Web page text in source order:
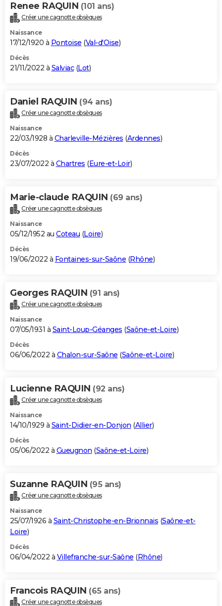
Renee RAQUIN (101 ans)
Créer une cagnotte obsèques
Naissance
17/12/1920 à Pontoise (Val-d'Oise)
Décès
21/11/2022 à Salviac(Lot)
Daniel RAQUIN (94 ans)
Créer une cagnotte obsèques
Naissance
22/03/1928 à Charleville-Mézières (Ardennes)
Décès
23/07/2022 à Chartres (Eure-et-Loir)
Marie-claude RAQUIN (69 ans)
Créer une cagnotte obsèques
Naissance
05/12/1952 au Coteau (Loire)
Décès
19/06/2022 à Fontaines-sur-Saône (Rhône)
Georges RAQUIN (91 ans)
Créer une cagnotte obsèques
Naissance
07/05/1931 à Saint-Loup-Géanges (Saône-et-Loire)
Décès
06/06/2022 à Chalon-sur-Saône (Saône-et-Loire)
Lucienne RAQUIN (92 ans)
Créer une cagnotte obsèques
Naissance
14/10/1929 à Saint-Didier-en-Donjon (Allier)
Décès
05/06/2022 à Gueugnon (Saône-et-Loire)
Suzanne RAQUIN (95 ans)
Créer une cagnotte obsèques
Naissance
25/07/1926 à Saint-Christophe-en-Brionnais (Saône-et-
Loire)
Décès
06/04/2022 à Villefranche-sur-Saône (Rhône)
Francois RAQUIN (65 ans)
Créer une cagnotte obsèques